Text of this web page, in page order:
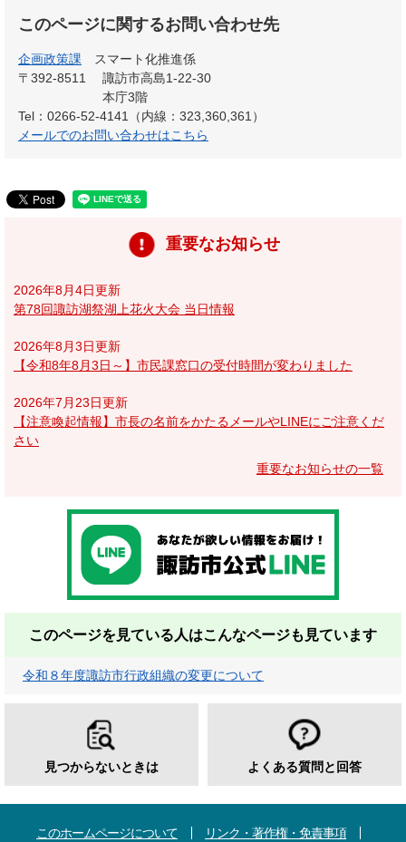
このページに関するお問い合わせ先
企画政策課
スマート化推進係
〒392-8511
諏訪市高島1-22-30
本庁3階
Tel：0266-52-4141（内線：323,360,361）
メールでのお問い合わせはこちら
重要なお知らせ
2026年8月4日更新
第78回諏訪湖祭湖上花火大会 当日情報
2026年8月3日更新
【令和8年8月3日～】市民課窓口の受付時間が変わりました
2026年7月23日更新
【注意喚起情報】市長の名前をかたるメールやLINEにご注意くだ
さい
重要なお知らせの一覧
このページを見ている人はこんなページも見ています
令和８年度諏訪市行政組織の変更について
見つからないときは よくある質問と回答
このホームページについて
リンク・著作権・免責事項